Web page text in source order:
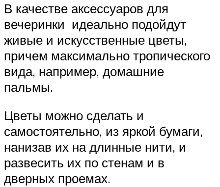
В качестве аксессуаров для
вечеринки идеально подойдут
живые и искусственные цветы,
причем максимально тропического
вида, например, домашние
пальмы.
Цветы можно сделать и
самостоятельно, из яркой бумаги,
нанизав их на длинные нити, и
развесить их по стенам и в
дверных проемах.